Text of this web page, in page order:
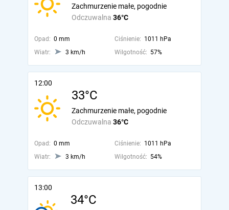
Odczuwalna 36°C
Zachmurzenie małe, pogodnie
Opad: 0 mm Ciśnienie: 1011 hPa
Wiatr:
3 km/h Wilgotność: 57%
12:00
33°C
Odczuwalna 36°C
Zachmurzenie małe, pogodnie
Opad: 0 mm Ciśnienie: 1011 hPa
Wiatr:
3 km/h Wilgotność: 54%
13:00
34°C